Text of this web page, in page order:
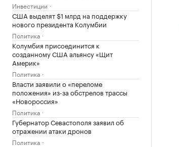
Инвестиции
США выделят $1 млрд на поддержку
нового президента Колумбии
Политика
Колумбия присоединится к
созданному США альянсу «Щит
Америк»
Политика
Власти заявили о «переломе
положения» из-за обстрелов трассы
«Новороссия»
Политика
Губернатор Севастополя заявил об
отражении атаки дронов
Политика